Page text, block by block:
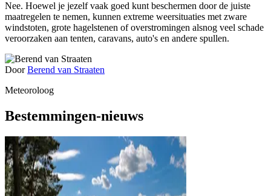
Nee. Hoewel je jezelf vaak goed kunt beschermen door de juiste
maatregelen te nemen, kunnen extreme weersituaties met zware
windstoten, grote hagelstenen of overstromingen alsnog veel schade
veroorzaken aan tenten, caravans, auto's en andere spullen.
DoorBerend van Straaten
Meteoroloog
Bestemmingen-nieuws